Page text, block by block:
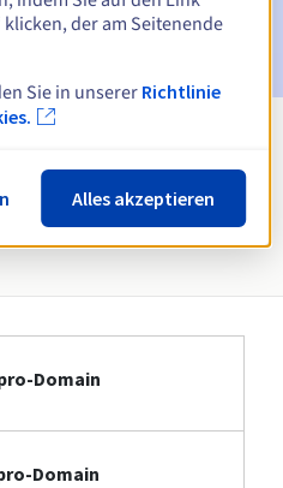
zur
des Domainnamens
zu .pro
Domain
Domain
der am Seitenende
Sie in unserer Richtlinie
Alles akzeptieren